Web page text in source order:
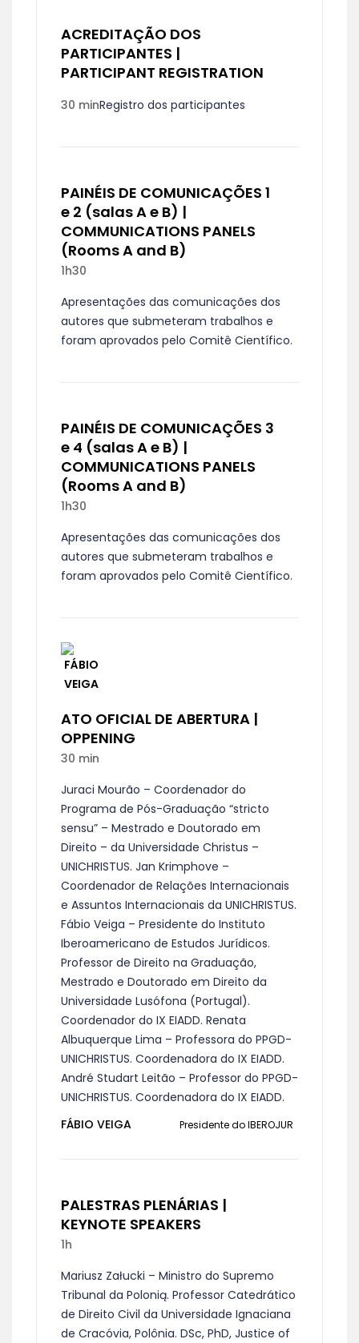
ACREDITAÇÃO DOS
PARTICIPANTES |
PARTICIPANT REGISTRATION
30 minRegistro dos participantes
PAINÉIS DE COMUNICAÇÕES 1
e 2 (salas A e B) |
COMMUNICATIONS PANELS
(Rooms A and B)
1h30
Apresentações das comunicações dos
autores que submeteram trabalhos e
foram aprovados pelo Comitê Científico.
PAINÉIS DE COMUNICAÇÕES 3
e 4 (salas A e B) |
COMMUNICATIONS PANELS
(Rooms A and B)
1h30
Apresentações das comunicações dos
autores que submeteram trabalhos e
foram aprovados pelo Comitê Científico.
ATO OFICIAL DE ABERTURA |
OPPENING
30 min
Juraci Mourão – Coordenador do
Programa de Pós-Graduação “stricto
sensu” – Mestrado e Doutorado em
Direito – da Universidade Christus –
UNICHRISTUS. Jan Krimphove –
Coordenador de Relações Internacionais
e Assuntos Internacionais da UNICHRISTUS.
Fábio Veiga – Presidente do Instituto
Iberoamericano de Estudos Jurídicos.
Professor de Direito na Graduação,
Mestrado e Doutorado em Direito da
Universidade Lusófona (Portugal).
Coordenador do IX EIADD. Renata
Albuquerque Lima – Professora do PPGD-
UNICHRISTUS. Coordenadora do IX EIADD.
André Studart Leitão – Professor do PPGD-
UNICHRISTUS. Coordenadora do IX EIADD.
FÁBIO VEIGA
Presidente do IBEROJUR
PALESTRAS PLENÁRIAS |
KEYNOTE SPEAKERS
1h
Mariusz Załucki – Ministro do Supremo
Tribunal da Polonią. Professor Catedrático
de Direito Civil da Universidade Ignaciana
de Cracóvia, Polônia. DSc, PhD, Justice of